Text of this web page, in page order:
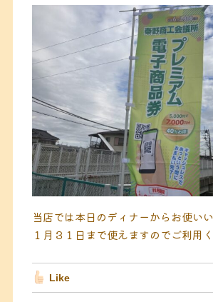
当店では本日のディナーからお使いい
１月３１日まで使えますのでご利用く
Like